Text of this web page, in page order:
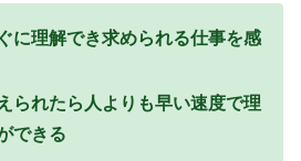
に理解でき求められる仕事を感
られたら人よりも早い速度で理
できる